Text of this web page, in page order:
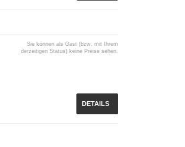
Sie können als Gast (bzw. mit Ihrem
derzeitigen Status) keine Preise sehen.
DETAILS